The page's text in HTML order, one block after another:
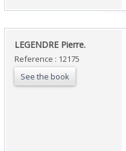
‎LEGENDRE Pierre.‎
Reference : 12175
See the book